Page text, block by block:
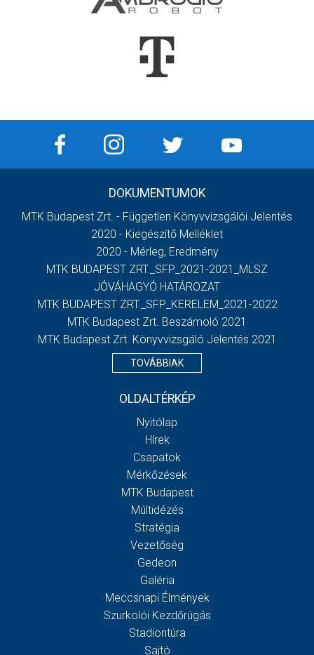
DOKUMENTUMOK
MTK Budapest Zrt. - Független Könyvvizsgálói Jelentés
2020 - Kiegészítő Melléklet
2020 - Mérleg, Eredmény
MTK BUDAPEST ZRT._SFP_2021-2021_MLSZ
JÓVÁHAGYÓ HATÁROZAT
MTK BUDAPEST ZRT._SFP_KERELEM_2021-2022
MTK Budapest Zrt. Beszámoló 2021
MTK Budapest Zrt. Könyvvizsgáló Jelentés 2021
TOVÁBBIAK
OLDALTÉRKÉP
Nyitólap
Hírek
Csapatok
Mérkőzések
MTK Budapest
Múltidézés
Stratégia
Vezetőség
Gedeon
Galéria
Meccsnapi Élmények
Szurkolói Kezdőrúgás
Stadiontúra
Sajtó